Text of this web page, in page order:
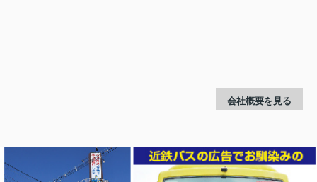
会社概要を見る